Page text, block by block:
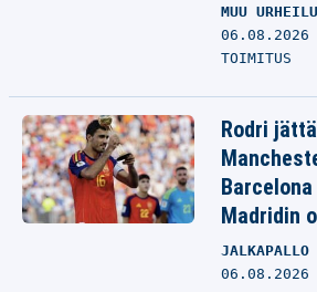
MUU
TOIMITUS
Rodri
Madridin
JALKAPALLO